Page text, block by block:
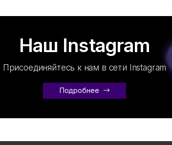
Наш Instagram
Присоединяйтесь к нам в сети Instagram
Подробнее